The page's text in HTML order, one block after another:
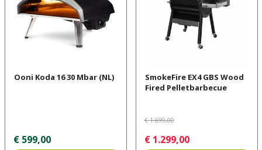
Ooni Koda 16 30 Mbar (NL)
€ 599,00
SmokeFire EX4 GBS Wood
Fired Pelletbarbecue
€ 1.699,00
€ 1.299,00